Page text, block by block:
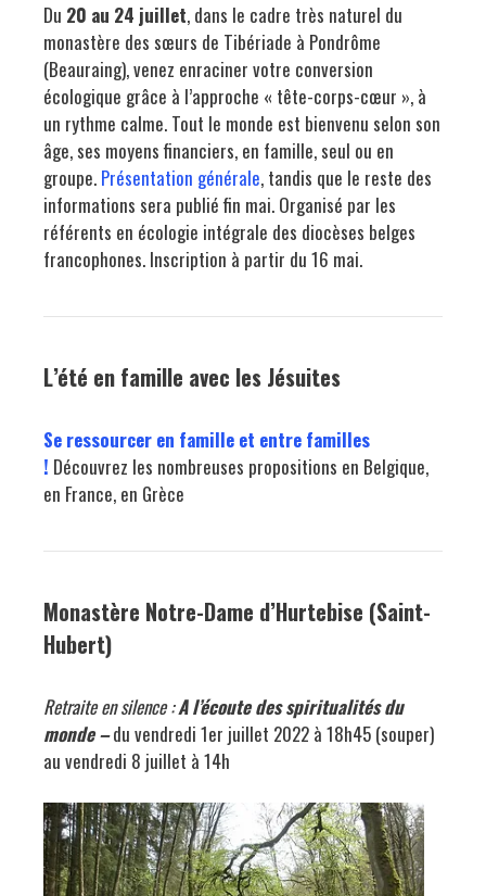
Du 20 au 24 juillet, dans le cadre très naturel du
monastère des sœurs de Tibériade à Pondrôme
(Beauraing), venez enraciner votre conversion
écologique grâce à l’approche « tête-corps-cœur », à
un rythme calme. Tout le monde est bienvenu selon son
âge, ses moyens financiers, en famille, seul ou en
groupe. Présentation générale, tandis que le reste des
informations sera publié fin mai. Organisé par les
référents en écologie intégrale des diocèses belges
francophones. Inscription à partir du 16 mai.
L’été en famille avec les Jésuites
Se ressourcer en famille et entre familles
! Découvrez les nombreuses propositions en Belgique,
en France, en Grèce
Monastère Notre-Dame d’Hurtebise (Saint-
Hubert)
Retraite en silence :A l’écoute des spiritualités du
monde –du vendredi 1er juillet 2022 à 18h45 (souper)
au vendredi 8 juillet à 14h